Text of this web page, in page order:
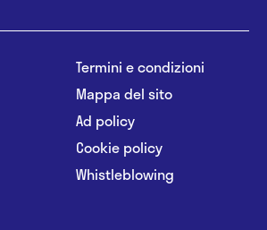
Termini e condizioni
Mappa del sito
Ad policy
Cookie policy
Whistleblowing